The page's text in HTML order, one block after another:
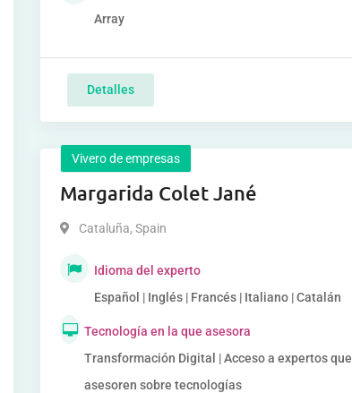
Array
Detalles
Vivero de empresas
Margarida Colet Jané
Cataluña, Spain
Idioma del experto
Español | Inglés | Francés | Italiano | Catalán
Tecnología en la que asesora
Transformación Digital | Acceso a expertos que
asesoren sobre tecnologías